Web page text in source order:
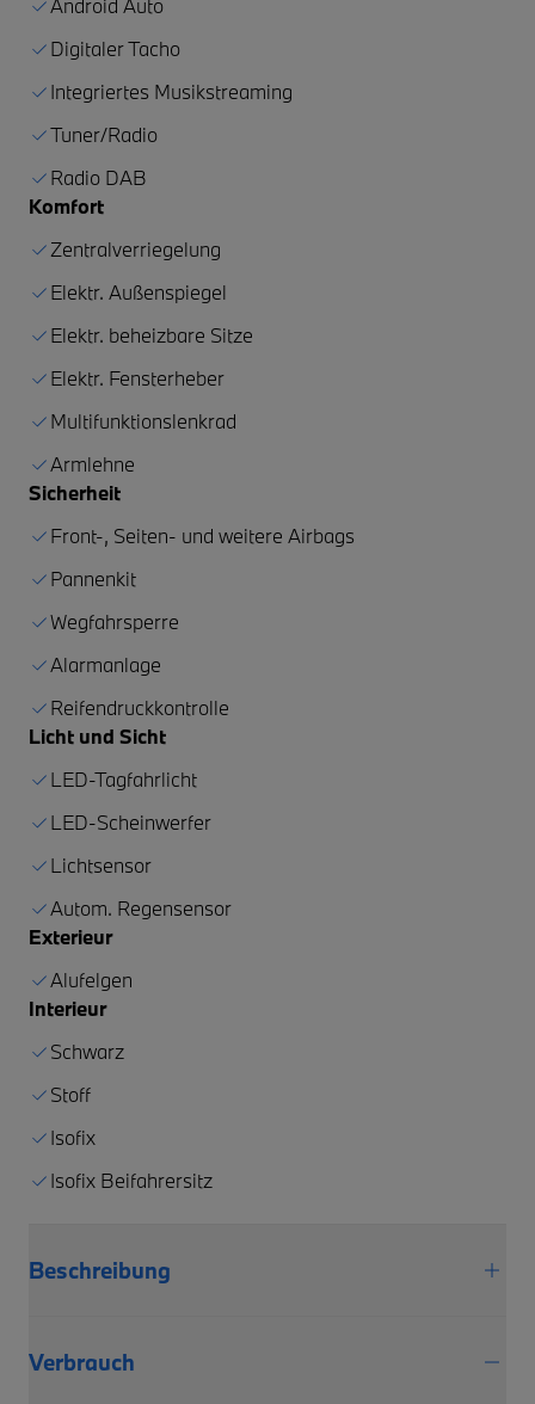
Android Auto
Digitaler Tacho
Integriertes Musikstreaming
Tuner/Radio
Radio DAB
Komfort
Zentralverriegelung
Elektr. Außenspiegel
Elektr. beheizbare Sitze
Elektr. Fensterheber
Multifunktionslenkrad
Armlehne
Sicherheit
Front-, Seiten- und weitere Airbags
Pannenkit
Wegfahrsperre
Alarmanlage
Reifendruckkontrolle
Licht und Sicht
LED-Tagfahrlicht
LED-Scheinwerfer
Lichtsensor
Autom. Regensensor
Exterieur
Alufelgen
Interieur
Schwarz
Stoff
Isofix
Isofix Beifahrersitz
Beschreibung
Verbrauch